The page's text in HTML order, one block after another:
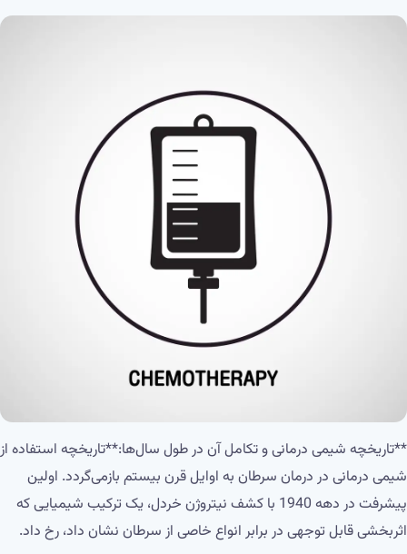
**تاریخچه شیمی درمانی و تکامل آن در طول سال‌ها:**تاریخچه استفاده از
شیمی درمانی در درمان سرطان به اوایل قرن بیستم بازمی‌گردد. اولین
پیشرفت در دهه 1940 با کشف نیتروژن خردل، یک ترکیب شیمیایی که
اثربخشی قابل توجهی در برابر انواع خاصی از سرطان نشان داد، رخ داد.